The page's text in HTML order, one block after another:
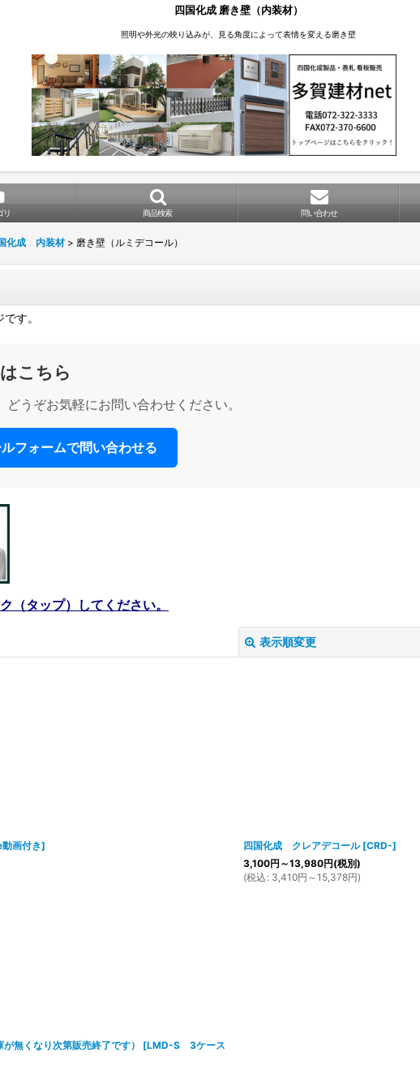
四国化成 磨き壁（内装材）
照明や外光の映り込みが、見る角度によって表情を変える磨き壁
リ 商品検索 問い合わせ
化成 内装材 > 磨き壁（ルミデコール）
す。
こちら
うぞお気軽にお問い合わせください。
フォームで問い合わせる
（タップ）してください。
表示順変更
画付き]
四国化成 クレアデコール [CRD-]
3,100円 ～13,980円(税別)
(税込 : 3,410円 ～15,378円)
くなり次第販売終了です） [LMD-S 3ケース